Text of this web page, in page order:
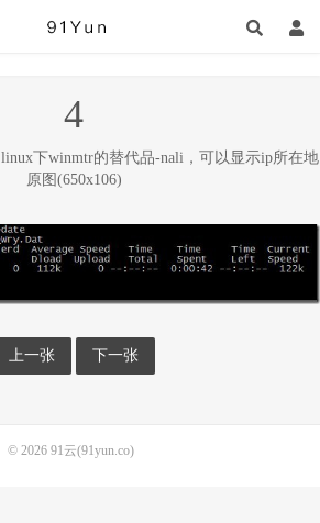
4
linux下winmtr的替代品-nali，可以显示ip所在地
原图(650x106)
上一张 下一张
© 2026 91云(91yun.co)